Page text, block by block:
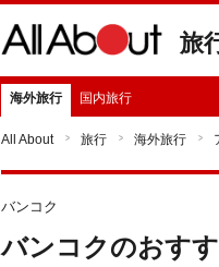
旅
海外旅行 国内旅行
All About 旅行 海外旅行
バンコク
バンコクのおす